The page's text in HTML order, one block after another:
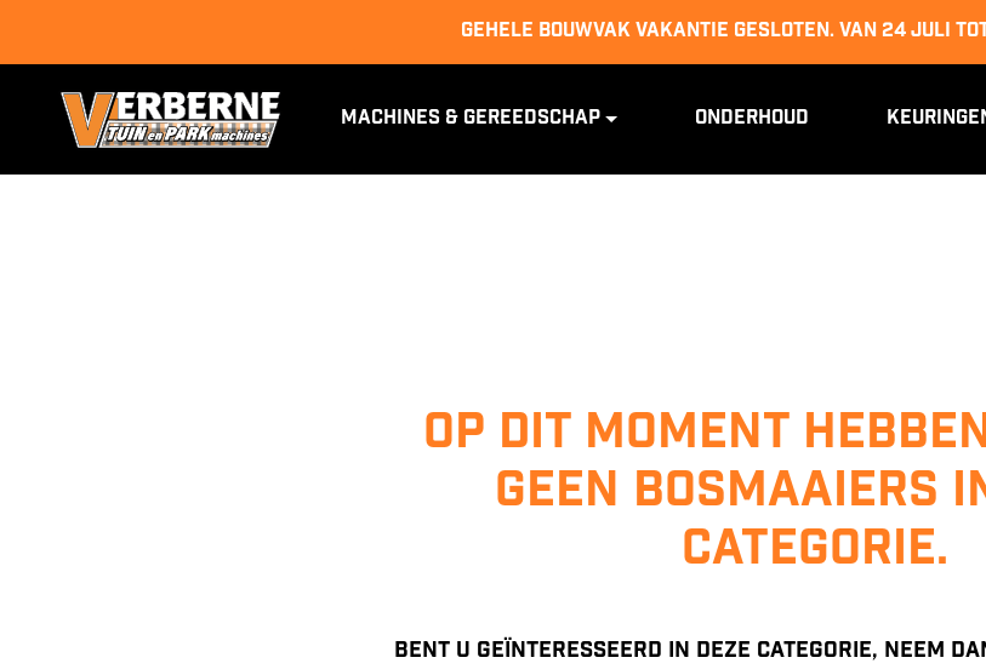
GEHELE BOUWVAK VAKANTIE GESLOTEN. van 24 juli
Machines & Gereedschap Onderhoud
Op dit moment
geen Bosmaaiers
categorie.
Bent u geïnteresseerd in deze categorie, neem